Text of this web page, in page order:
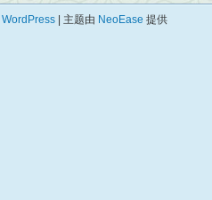
WordPress | 主题由 NeoEase 提供